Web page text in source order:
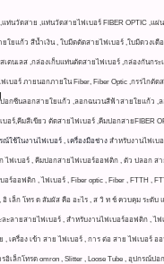
ท่นวัดสาย ,แท่นวัดสายไฟเบอร์ FIBER OPTIC ,แ
ใยแก้ว สีน้ำเงิน , ใบมีดตัดสายไฟเบอร์ ,ใบมีดวงเ
เตนเลส ,กล่องเก็บแท่นตัดสายไฟเบอร์ ,กล่องกันกร
เบอร์ ภายนอกภายใน Fiber, Fiber Optic ,กรรไกตั
อกซีนลอกสายใยแก้ว ,ลอกฉนวนสีฟ้าสายใยแก้ว ,ล
อร์,คีมสีเขียว ตัดสายไฟเบอร์ ,คีมปอกสายFIBER
ณ์ใช้ในงานไฟเบอร์ , เครื่องมือช่างสำหรับงานไฟเบอ
ไฟเบอร์ , คีมปอกสายไฟเบอร์ออฟติก , ตัว ปลอก สาย
อร์ออฟติก , ไฟเบอร์ , Fiber optic , Fiber , FTTH ,
อิ เล็ก โทร ด สัมผัส คือ อะไร , ส วิ ท ช์ ควบคุม ระดับ
ละลายสายไฟเบอร์ , สำหรับงานไฟเบอร์ออฟติก , ไฟ
, เครื่อง เข้า สาย ไฟเบอร์ , การ ต่อ สาย ไฟเบอร์ อ
รอิเล็กโทรด omron , Slitter , Loose Tube , อุปกรณ์